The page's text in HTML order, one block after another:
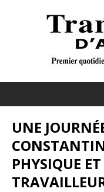
UNE
PHYSIQUE